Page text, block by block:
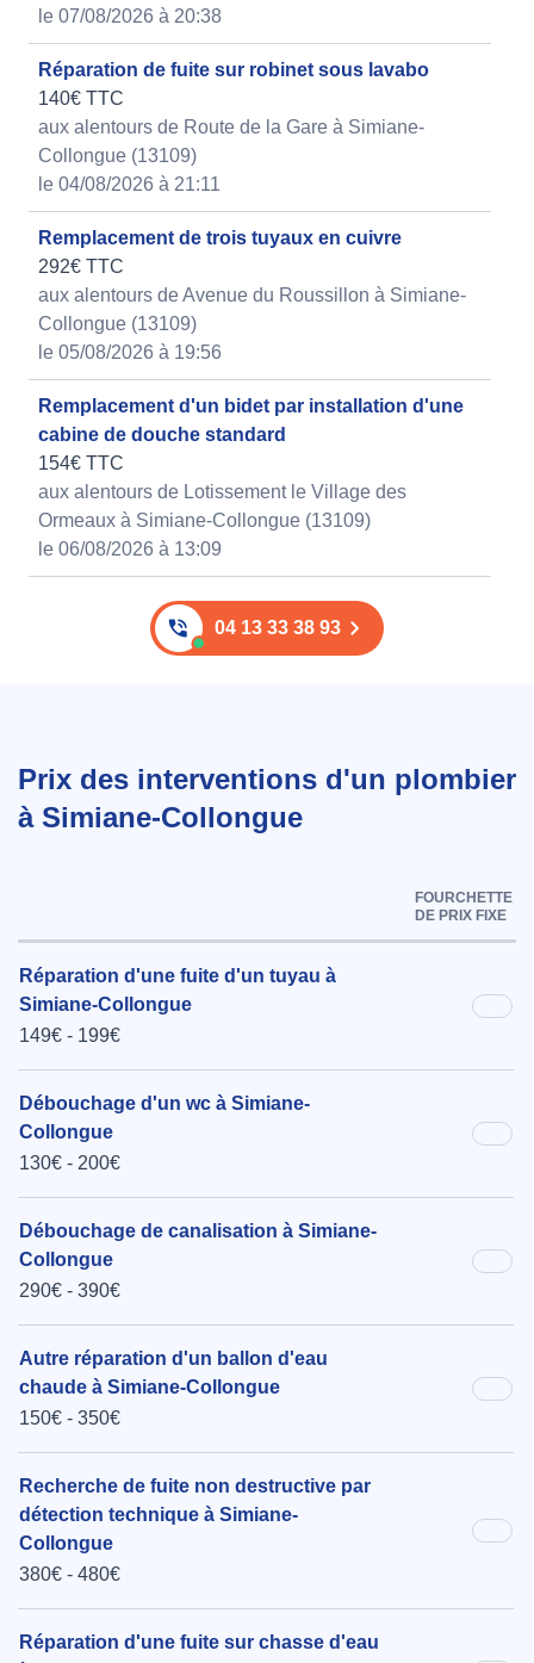
le 07/08/2026 à 20:38
Réparation de fuite sur robinet sous lavabo
140€ TTC
aux alentours de Route de la Gare à Simiane-
Collongue (13109)
le 04/08/2026 à 21:11
Remplacement de trois tuyaux en cuivre
292€ TTC
aux alentours de Avenue du Roussillon à Simiane-
Collongue (13109)
le 05/08/2026 à 19:56
Remplacement d'un bidet par installation d'une
cabine de douche standard
154€ TTC
aux alentours de Lotissement le Village des
Ormeaux à Simiane-Collongue (13109)
le 06/08/2026 à 13:09
04 13 33 38 93
Prix des interventions d'un plombier
à Simiane-Collongue
FOURCHETTE
DE PRIX FIXE
Réparation d'une fuite d'un tuyau à
Simiane-Collongue
149€ - 199€
Débouchage d'un wc à Simiane-
Collongue
130€ - 200€
Débouchage de canalisation à Simiane-
Collongue
290€ - 390€
Autre réparation d'un ballon d'eau
chaude à Simiane-Collongue
150€ - 350€
Recherche de fuite non destructive par
détection technique à Simiane-
Collongue
380€ - 480€
Réparation d'une fuite sur chasse d'eau